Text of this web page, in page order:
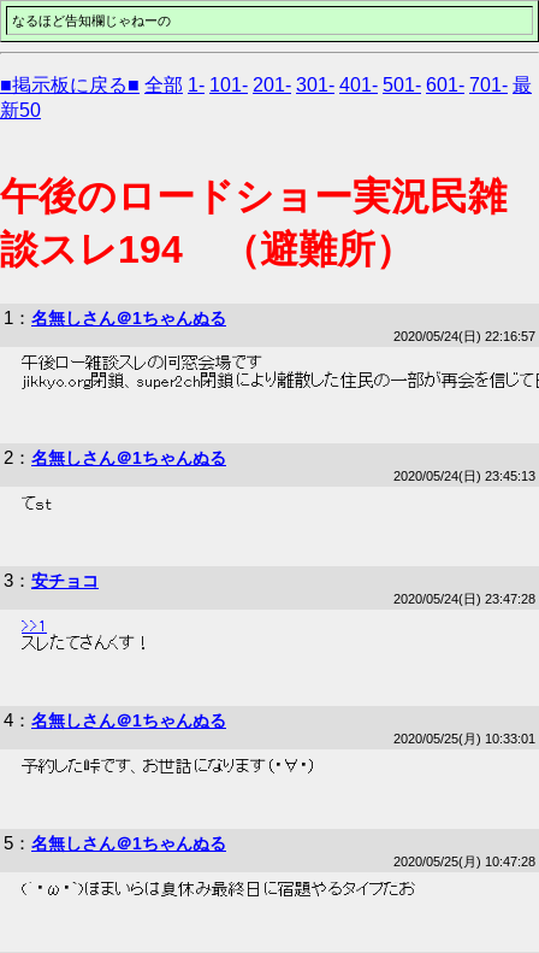
なるほど告知欄じゃねーの
■掲示板に戻る■ 全部 1- 101- 201- 301- 401- 501- 601- 701- 最
新50
午後のロードショー実況民雑
談スレ194 （避難所）
1 ： 名無しさん＠1ちゃんぬる
2020/05/24(日) 22:16:57
午後ロー雑談スレの同窓会場です
jikkyo.org閉鎖、super2ch閉鎖により離散した住民の一部が再会を信じ
2 ： 名無しさん＠1ちゃんぬる
2020/05/24(日) 23:45:13
てｓｔ
3 ： 安チョコ
2020/05/24(日) 23:47:28
>>1
スレたてさんくす！
4 ： 名無しさん＠1ちゃんぬる
2020/05/25(月) 10:33:01
予約した峠です、お世話になります（・∀・）
5 ： 名無しさん＠1ちゃんぬる
2020/05/25(月) 10:47:28
(´・ω・`)ぽまいらは夏休み最終日に宿題やるタイプだお